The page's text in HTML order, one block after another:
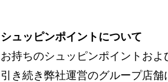
シュッピンポイントについて
お持ちのシュッピンポイントおよ
引き続き弊社運営のグループ店舗